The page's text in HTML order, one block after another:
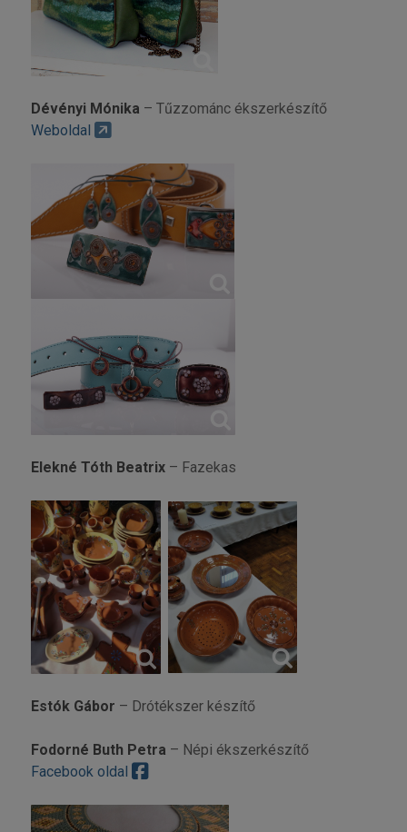
Dévényi Mónika – Tűzzománc ékszerkészítő
Weboldal
Elekné Tóth Beatrix– Fazekas
Estók Gábor – Drótékszer készítő
Fodorné Buth Petra – Népi ékszerkészítő
Facebook oldal